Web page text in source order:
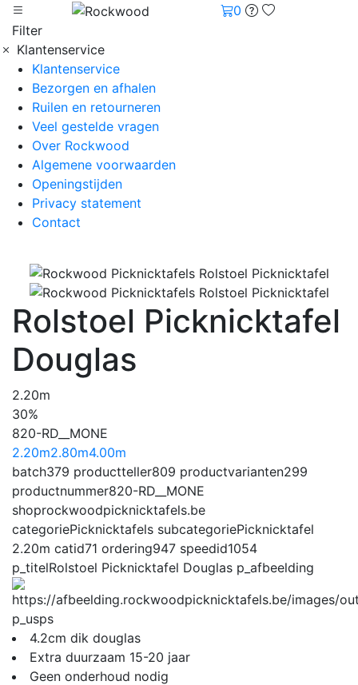
0
Filter
Klantenservice
Klantenservice
Bezorgen en afhalen
Ruilen en retourneren
Veel gestelde vragen
Over Rockwood
Algemene voorwaarden
Openingstijden
Privacy statement
Contact
Rolstoel Picknicktafel
Douglas
2.20m
30%
820-RD__MONE
2.20m2.80m4.00m
batch379 productteller809 productvarianten299
productnummer820-RD__MONE
shoprockwoodpicknicktafels.be
categoriePicknicktafels subcategoriePicknicktafel
2.20m catid71 ordering947 speedid1054
p_titelRolstoel Picknicktafel Douglas p_afbeelding
p_usps
4.2cm dik douglas
Extra duurzaam 15-20 jaar
Geen onderhoud nodig